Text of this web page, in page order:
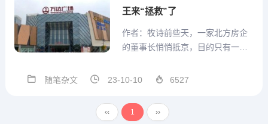
王来“拯救”了
作者：牧诗前些天，一家北方房企
的董事长悄悄抵京，目的只有一个
就是“先挣一个小目标”的王健林。饭
个小目标，一周内就能到账。无独
有偶。据说，本地某TOP房企最近
随笔杂文 23-10-10 6527
‹‹ 1 ››